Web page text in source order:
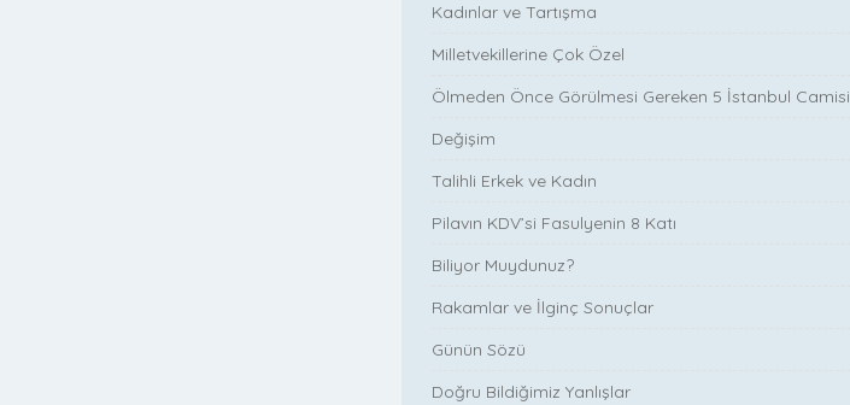
Kadınlar ve Tartışma
Milletvekillerine Çok Özel
Ölmeden Önce Görülmesi Gereken 5 İstanbul Camisi
Değişim
Talihli Erkek ve Kadın
Pilavın KDV’si Fasulyenin 8 Katı
Biliyor Muydunuz?
Rakamlar ve İlginç Sonuçlar
Günün Sözü
Doğru Bildiğimiz Yanlışlar